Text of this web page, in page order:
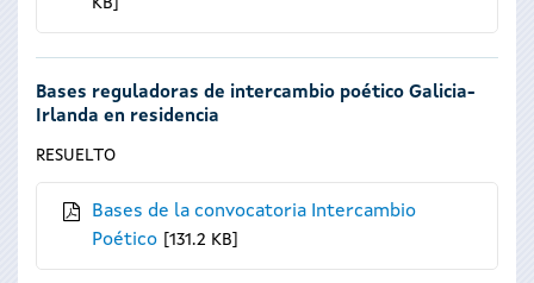
KB
Bases reguladoras de intercambio poético Galicia-
Irlanda en residencia
RESUELTO
Bases de la convocatoria Intercambio
Poético
131.2 KB